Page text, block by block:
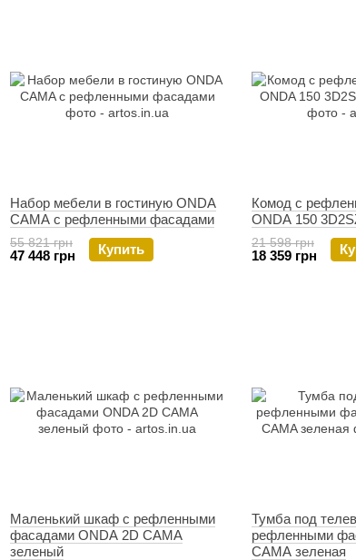
Набор мебели в гостиную ONDA
CAMA с рефленными фасадами
55 821 грн
47 448 грн Купить
Комод с
ONDA 150
21 598 грн
18 359 грн
Маленький шкаф с рефленными
фасадами ONDA 2D CAMA
зеленый
Тумба под
рефленными
CAMA зеленая